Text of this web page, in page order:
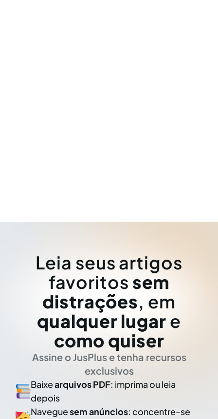
Leia seus artigos
favoritos sem
distrações, em
qualquer lugar e
como quiser
Assine o JusPlus e tenha recursos
exclusivos
Baixearquivos PDF: imprima ou leia
depois
Naveguesem anúncios: concentre-se